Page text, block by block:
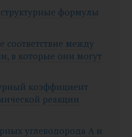
формулы
соответствие между
в которые они могут
коэффициент
реакции
углеводорода А и